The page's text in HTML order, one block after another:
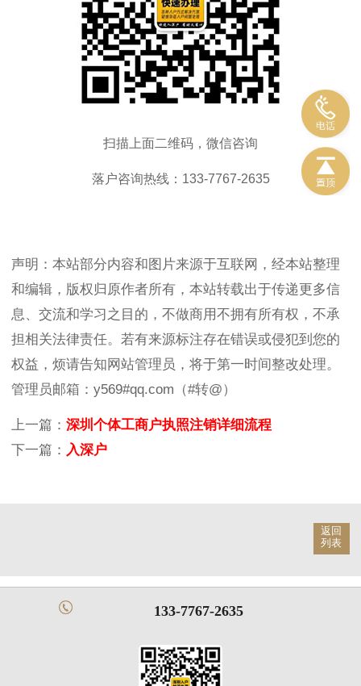
扫描上面二维码，微信咨询
落户咨询热线：133-7767-2635
声明：本站部分内容和图片来源于互联网，经本站整理
和编辑，版权归原作者所有，本站转载出于传递更多信
息、交流和学习之目的，不做商用不拥有所有权，不承
担相关法律责任。若有来源标注存在错误或侵犯到您的
权益，烦请告知网站管理员，将于第一时间整改处理。
管理员邮箱：y569#qq.com（#转@）
上一篇： 深圳个体工商户执照注销详细流程
下一篇： 入深户
返回
列表
133-7767-2635